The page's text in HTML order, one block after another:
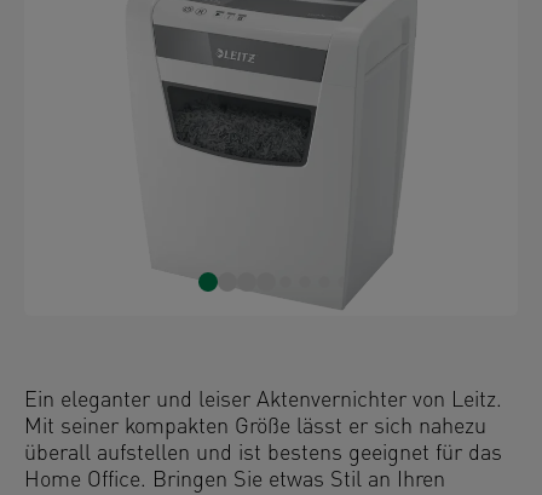
Ein eleganter und leiser Aktenvernichter von Leitz.
Mit seiner kompakten Größe lässt er sich nahezu
überall aufstellen und ist bestens geeignet für das
Home Office. Bringen Sie etwas Stil an Ihren